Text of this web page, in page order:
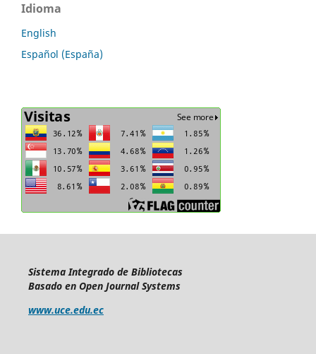
Idioma
English
Español (España)
Sistema Integrado de Bibliotecas
Basado en Open Journal Systems
www.uce.edu.ec